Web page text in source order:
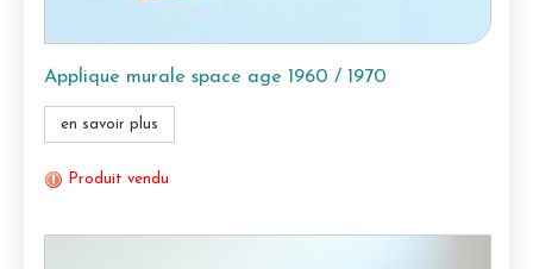
Applique murale space age 1960 / 1970
en savoir plus
Produit vendu